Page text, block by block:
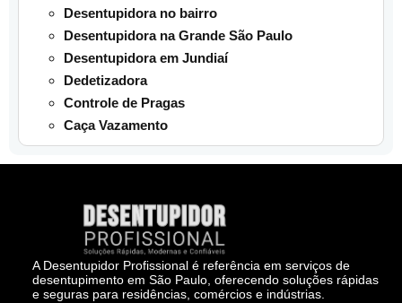
Desentupidora no bairro
Desentupidora na Grande São Paulo
Desentupidora em Jundiaí
Dedetizadora
Controle de Pragas
Caça Vazamento
A Desentupidor Profissional é referência em serviços de
desentupimento em São Paulo, oferecendo soluções rápidas
e seguras para residências, comércios e indústrias.